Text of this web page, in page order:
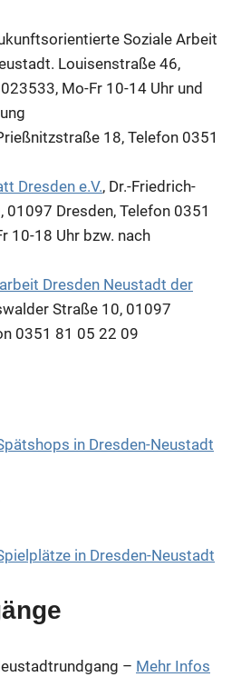
Soziale Arbeit
Louisenstraße 46,
Mo-Fr 10-14 Uhr und
18, Telefon 0351
Dresden e.V., Dr.-Friedrich-
01097 Dresden, Telefon 0351
10-18 Uhr bzw. nach
Dresden Neustadt der
Straße 10, 01097
0351 81 05 22 09
in Dresden-Neustadt
in Dresden-Neustadt
– Mehr Infos